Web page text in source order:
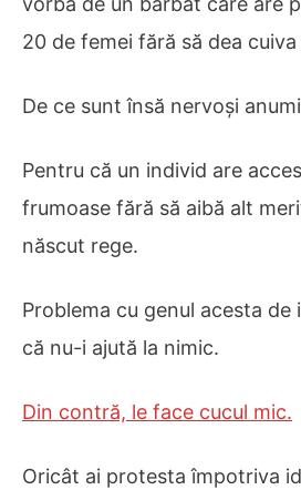
20 de femei fără să dea
De ce sunt însă nervoși
Pentru că un individ are
frumoase fără să aibă alt
născut rege.
Problema cu genul acesta de
că nu-i ajută la nimic.
Din contră, le face cucul mic.
Oricât ai protesta împotriva